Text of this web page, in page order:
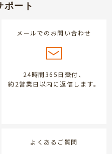
ポート
メールでのお問い合わせ
24時間365日受付、
約2営業日以内に返信します。
よくあるご質問